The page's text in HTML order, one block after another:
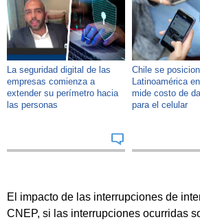
La seguridad digital de las
empresas comienza a
extender su perímetro hacia
las personas
Chile se
Latinoamérica
mide costo de
para el celular
El impacto de las interrupciones de
CNEP, si las interrupciones ocurridas